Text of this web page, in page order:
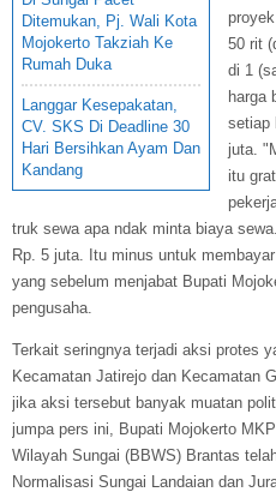
Ditemukan, Pj. Wali Kota
Mojokerto Takziah Ke
Rumah Duka
Langgar Kesepakatan,
CV. SKS Di Deadline 30
Hari Bersihkan Ayam Dan
Kandang
50 rit
di 1
harga
setiap
juta.
itu
truk sewa apa ndak minta biaya
Rp. 5 juta. Itu minus untuk
yang sebelum menjabat Bupati
pengusaha.
Terkait seringnya terjadi aksi protes
Kecamatan Jatirejo dan Kecamatan
jika aksi tersebut banyak muatan
jumpa pers ini, Bupati Mojokerto
Wilayah Sungai (BBWS) Brantas
Normalisasi Sungai Landaian dan